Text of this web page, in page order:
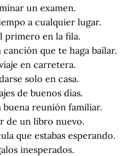
un examen.
a cualquier lugar.
primero en la fila.
canción que te haga bailar.
en carretera.
solo en casa.
de buenos días.
buena reunión familiar.
de un libro nuevo.
que estabas esperando.
inesperados.